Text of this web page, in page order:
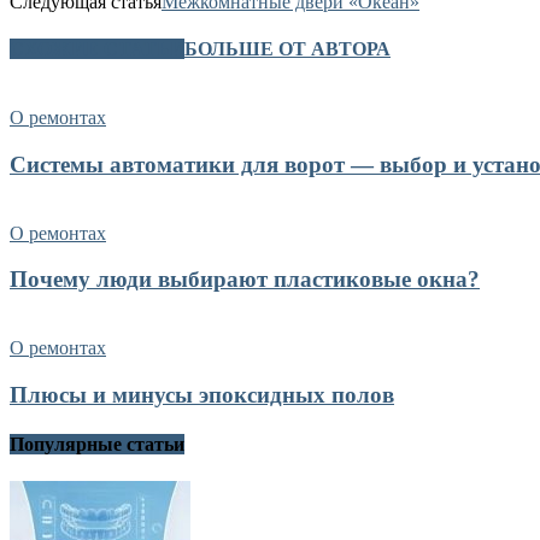
БОЛЬШЕ ОТ АВТОРА
О ремонтах
Системы автоматики для ворот — выбор и
О ремонтах
Почему люди выбирают пластиковые окна?
О ремонтах
Плюсы и минусы эпоксидных полов
Популярные статьи